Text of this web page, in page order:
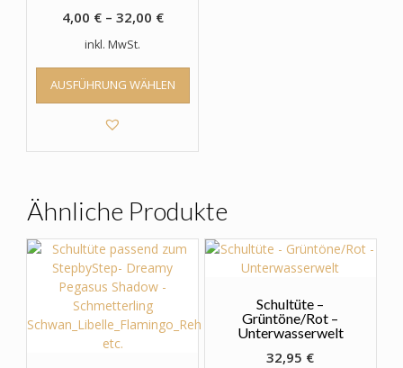
4,00 €– 32,00 €
inkl. MwSt.
AUSFÜHRUNG WÄHLEN
Dieses
weist
Optionen
können
auf
der
Produktseite
Ähnliche Produkte
Schultüte –
Grüntöne/Rot –
Unterwasserwelt
32,95 €